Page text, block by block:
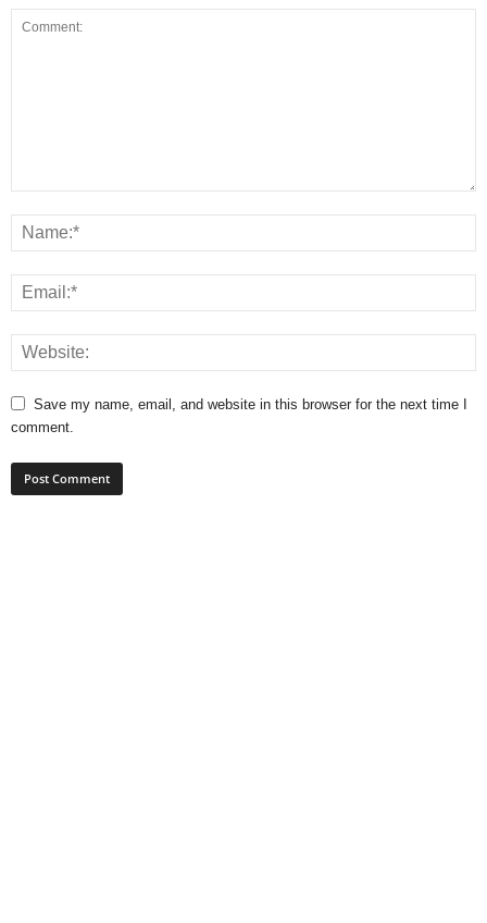
Save my name, email, and website in this browser for the next time I
comment.